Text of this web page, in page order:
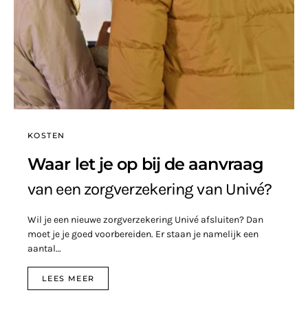
KOSTEN
Waar let je op bij de aanvraag
van een zorgverzekering van Univé?
Wil je een nieuwe zorgverzekering Univé afsluiten? Dan
moet je je goed voorbereiden. Er staan je namelijk een
aantal…
LEES MEER